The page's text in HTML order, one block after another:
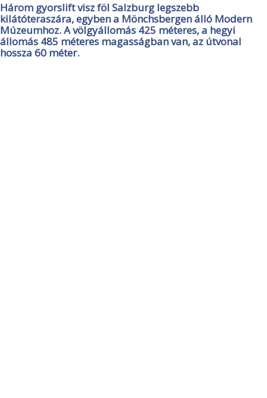
Három gyorslift visz föl Salzburg legszebb
kilátóteraszára, egyben a Mönchsbergen álló Modern
Múzeumhoz. A völgyállomás 425 méteres, a hegyi
állomás 485 méteres magasságban van, az útvonal
hossza 60 méter.